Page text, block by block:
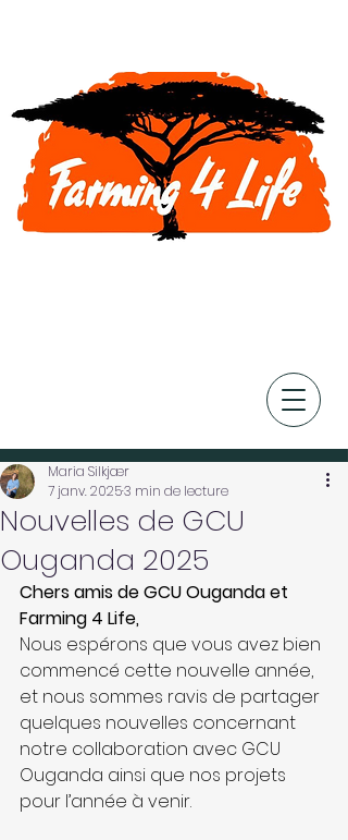
Nouvelles de GCU
Ouganda 2025
Maria Silkjær
7 janv. 20253 min de lecture
Chers amis de GCU Ouganda et
Farming 4 Life,
Nous espérons que vous avez bien
commencé cette nouvelle année,
et nous sommes ravis de partager
quelques nouvelles concernant
notre collaboration avec GCU
Ouganda ainsi que nos projets
pour l’année à venir.